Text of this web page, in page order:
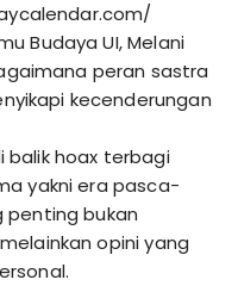
Budaya UI, Melani
peran sastra
kecenderungan
balik hoax terbagi
yakni era pasca-
penting bukan
opini yang